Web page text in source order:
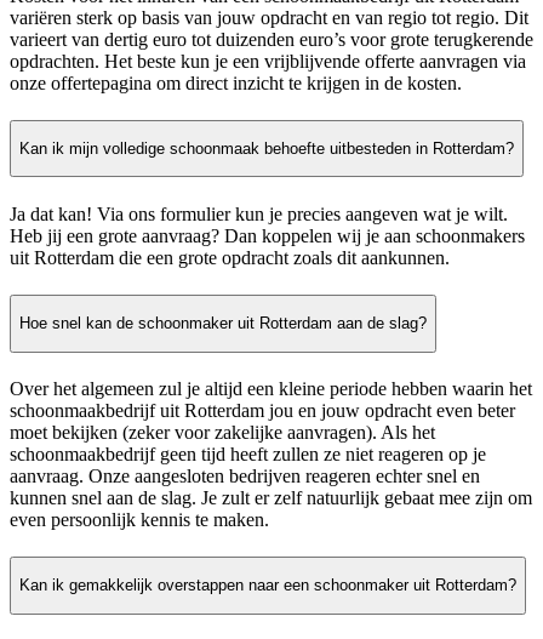
variëren sterk op basis van jouw opdracht en van regio tot regio. Dit
varieert van dertig euro tot duizenden euro’s voor grote terugkerende
opdrachten. Het beste kun je een vrijblijvende offerte aanvragen via
onze offertepagina om direct inzicht te krijgen in de kosten.
Kan ik mijn volledige schoonmaak behoefte uitbesteden in Rotterdam?
Ja dat kan! Via ons formulier kun je precies aangeven wat je wilt.
Heb jij een grote aanvraag? Dan koppelen wij je aan schoonmakers
uit Rotterdam die een grote opdracht zoals dit aankunnen.
Hoe snel kan de schoonmaker uit Rotterdam aan de slag?
Over het algemeen zul je altijd een kleine periode hebben waarin het
schoonmaakbedrijf uit Rotterdam jou en jouw opdracht even beter
moet bekijken (zeker voor zakelijke aanvragen). Als het
schoonmaakbedrijf geen tijd heeft zullen ze niet reageren op je
aanvraag. Onze aangesloten bedrijven reageren echter snel en
kunnen snel aan de slag. Je zult er zelf natuurlijk gebaat mee zijn om
even persoonlijk kennis te maken.
Kan ik gemakkelijk overstappen naar een schoonmaker uit Rotterdam?